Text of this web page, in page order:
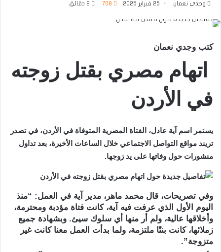
وجدى نعمان 25 فبراير 2025 708
كتب وجدي نعمان
اتهام مصري بقتل زوجته
في الأردن
يستمر اسم آية عادل، الفتاة المصرية المتوفاة في الأردن، في تصدر
تريند مواقع التواصل الاجتماعي خلال الساعات الأخيرة، بعد تداول
منشورات حول وفاتها على يد زوجها.
وفي تصريحات، قال محمد ماهر، مدير آية في العمل: “منذ
اليوم الأول الذي عرفت فيه آية، كانت فتاة مؤدبة ومحترمة،
وأخلاقها عالية، ولم أر منها أي سلوك سيئ. وبشهادة جميع
زملائها، كانت بنتًا ملتزمة، ولما بدأت العمل معنا كانت غير
متزوجة”.